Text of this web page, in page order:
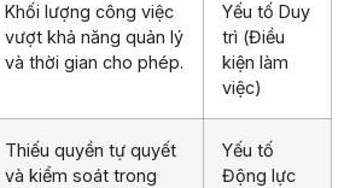
Khối lượng công việc
vượt khả năng quản lý
và thời gian cho phép.
Yếu tố Duy
trì (Điều
kiện làm
việc)
Thiếu quyền tự quyết
và kiểm soát trong
Yếu tố
Động lực